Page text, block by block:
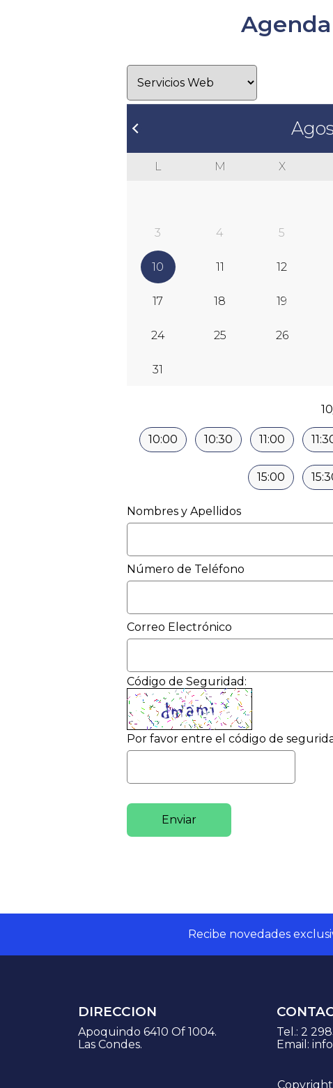
&#x3C;Ant
L M X
3 4 5
10 11 12
17 18 19
24 25 26
31
10:00 10:30 11:00
15:00
Nombres y Apellidos
Número de Teléfono
Correo Electrónico
Código de Seguridad:
Por favor entre el código de
Enviar
Recibe novedades
DIRECCION
Apoquindo 6410 Of 1004.
Las Condes.
Tel.: 2
Email: